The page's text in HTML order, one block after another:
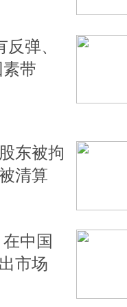
弹、
带
东被拘
清算
中国
市场